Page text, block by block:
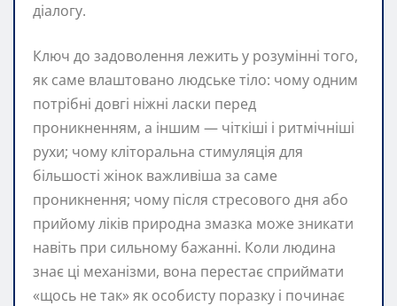
діалогу.
Ключ до задоволення лежить у розумінні того,
як саме влаштовано людське тіло: чому одним
потрібні довгі ніжні ласки перед
проникненням, а іншим — чіткіші і ритмічніші
рухи; чому кліторальна стимуляція для
більшості жінок важливіша за саме
проникнення; чому після стресового дня або
прийому ліків природна змазка може зникати
навіть при сильному бажанні. Коли людина
знає ці механізми, вона перестає сприймати
«щось не так» як особисту поразку і починає